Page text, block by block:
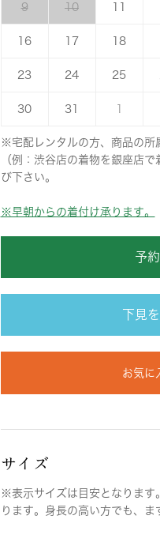
9 10
16 17 18
23 24 25
30 31
※宅配レンタルの方、商品の所
（例：渋谷店の着物を銀座店
び下さい。
※早朝からの着付け承ります。
予
下見
お気に
サイズ
※表示サイズは目安となります
ります。身長の高い方でも、ま